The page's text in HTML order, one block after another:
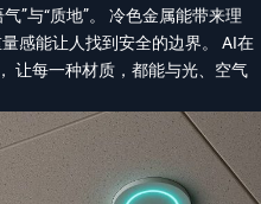
”与“质地”。 冷色金属能带来理
感能让人找到安全的边界。 AI在
让每一种材质，都能与光、空气